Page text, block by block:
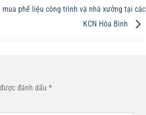
mua phế liệu công trình và nhà xưởng tại các
KCN Hòa Bình
đánh dấu *